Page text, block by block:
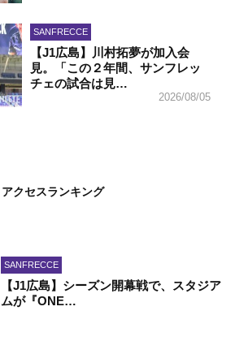
SANFRECCE
【J1広島】川村拓夢が加入会
見。「この２年間、サンフレッ
チェの試合は見…
2026/08/05
アクセスランキング
SANFRECCE
【J1広島】シーズン開幕戦で、スタジア
ムが『ONE…